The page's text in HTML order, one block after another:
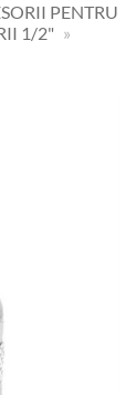
PENTRU
1/2" »